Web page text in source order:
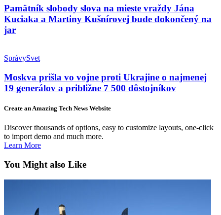
Pamätník slobody slova na mieste vraždy Jána
Kuciaka a Martiny Kušnírovej bude dokončený na
jar
SprávySvet
Moskva prišla vo vojne proti Ukrajine o najmenej
19 generálov a približne 7 500 dôstojníkov
Create an Amazing Tech News Website
Discover thousands of options, easy to customize layouts, one-click
to import demo and much more.
Learn More
You Might also Like